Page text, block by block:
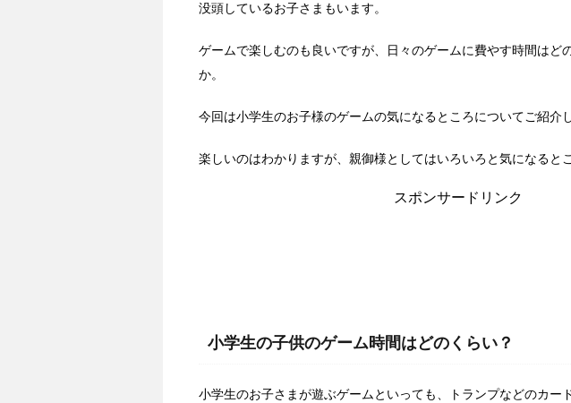
没頭しているお子さまもいます。
ゲームで楽しむのも良いですが、日々のゲームに費やす時間はど
か。
今回は小学生のお子様のゲームの気になるところについてご紹介
楽しいのはわかりますが、親御様としてはいろいろと気になると
スポンサードリンク
小学生の子供のゲーム時間はどのくらい？
小学生のお子さまが遊ぶゲームといっても、トランプなどのカー